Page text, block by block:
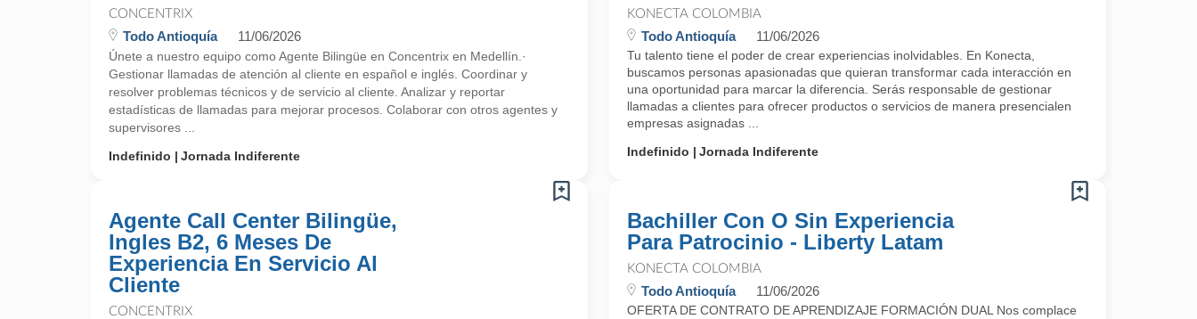
CONCENTRIX
Todo Antioquía 11/06/2026
Únete a nuestro equipo como Agente Bilingüe en Concentrix en Medellín.·
Gestionar llamadas de atención al cliente en español e inglés. Coordinar y
resolver problemas técnicos y de servicio al cliente. Analizar y reportar
estadísticas de llamadas para mejorar procesos. Colaborar con otros agentes y
supervisores ...
Indefinido
Jornada Indiferente
KONECTA COLOMBIA
Todo Antioquía 11/06/2026
Tu talento tiene el poder de crear experiencias inolvidables. En Konecta,
buscamos personas apasionadas que quieran transformar cada interacción en
una oportunidad para marcar la diferencia. Serás responsable de gestionar
llamadas a clientes para ofrecer productos o servicios de manera presencialen
empresas asignadas ...
Indefinido
Jornada Indiferente
Agente Call Center Bilingüe,
Ingles B2, 6 Meses De
Experiencia En Servicio Al
Cliente
CONCENTRIX
Bachiller Con O Sin Experiencia
Para Patrocinio - Liberty Latam
KONECTA COLOMBIA
Todo Antioquía 11/06/2026
OFERTA DE CONTRATO DE APRENDIZAJE FORMACIÓN DUAL Nos complace